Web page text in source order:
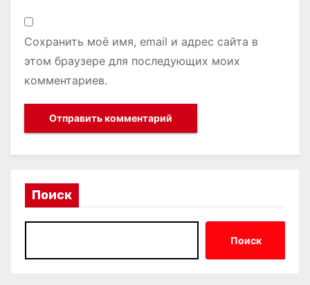
Сохранить моё имя, email и адрес сайта в
этом браузере для последующих моих
комментариев.
Поиск
Поиск